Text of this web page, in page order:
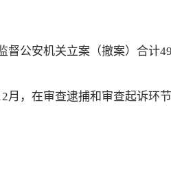
公安机关立案（撤案）合计49
，在审查逮捕和审查起诉环